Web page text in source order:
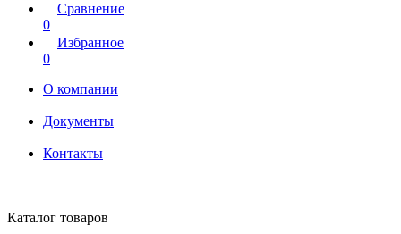
Сравнение
0
Избранное
0
О компании
Документы
Контакты
Каталог товаров